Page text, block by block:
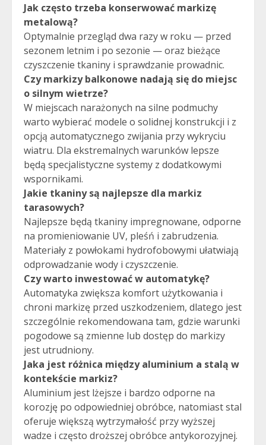
Jak często trzeba konserwować markizę
metalową?
Optymalnie przegląd dwa razy w roku — przed
sezonem letnim i po sezonie — oraz bieżące
czyszczenie tkaniny i sprawdzanie prowadnic.
Czy markizy balkonowe nadają się do miejsc
o silnym wietrze?
W miejscach narażonych na silne podmuchy
warto wybierać modele o solidnej konstrukcji i z
opcją automatycznego zwijania przy wykryciu
wiatru. Dla ekstremalnych warunków lepsze
będą specjalistyczne systemy z dodatkowymi
wspornikami.
Jakie tkaniny są najlepsze dla markiz
tarasowych?
Najlepsze będą tkaniny impregnowane, odporne
na promieniowanie UV, pleśń i zabrudzenia.
Materiały z powłokami hydrofobowymi ułatwiają
odprowadzanie wody i czyszczenie.
Czy warto inwestować w automatykę?
Automatyka zwiększa komfort użytkowania i
chroni markizę przed uszkodzeniem, dlatego jest
szczególnie rekomendowana tam, gdzie warunki
pogodowe są zmienne lub dostęp do markizy
jest utrudniony.
Jaka jest różnica między aluminium a stalą w
kontekście markiz?
Aluminium jest lżejsze i bardzo odporne na
korozję po odpowiedniej obróbce, natomiast stal
oferuje większą wytrzymałość przy wyższej
wadze i często droższej obróbce antykorozyjnej.